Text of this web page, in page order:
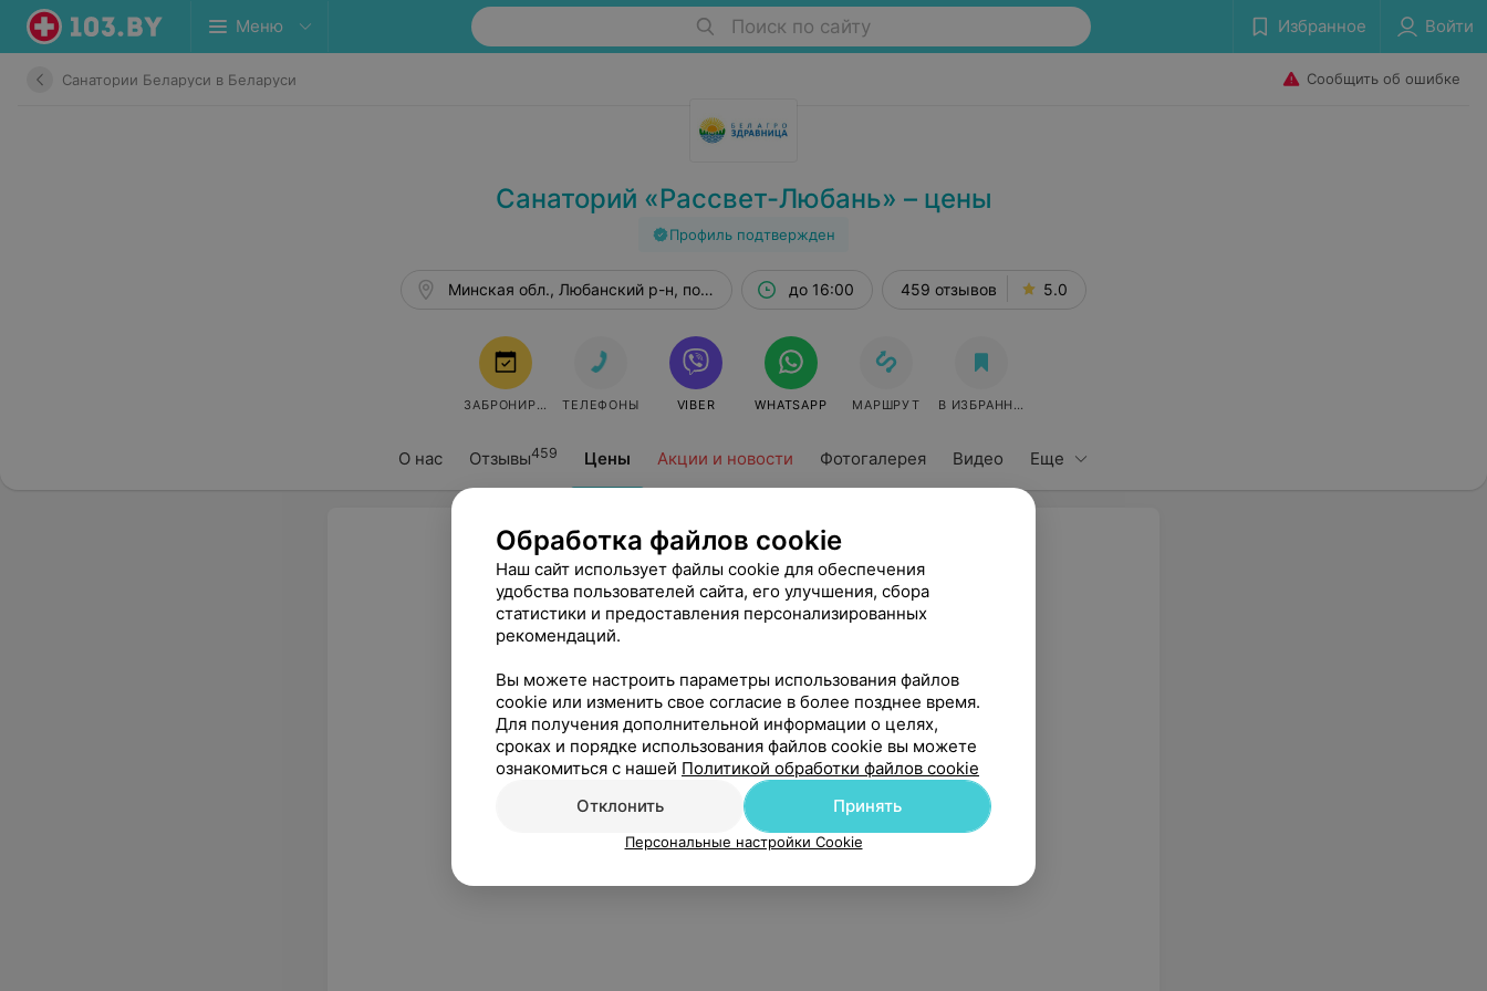
Меню Поиск по сайту Избранное Войти
Санатории Беларуси в Беларуси Сообщить об ошибке
Санаторий «Рассвет-Любань» – цены
Профиль подтвержден
О нас Отзывы459 Цены Акции и новости Фотогалерея Видео Еще
Минская обл., Любанский р-н, пос. Осовецкийдо 16:00 459 отзывов 5.0
ЗАБРОНИРОВАТЬТЕЛЕФОНЫ VIBER WHATSAPP МАРШРУТ В ИЗБРАННОЕ
Нам очень жаль, но сейчас
Обработка файлов cookie
Наш сайт использует файлы cookie для обеспечения
удобства пользователей сайта, его улучшения, сбора
статистики и предоставления персонализированных
рекомендаций.
Вы можете настроить параметры использования файлов
cookie или изменить свое согласие в более позднее время.
Для получения дополнительной информации о целях,
сроках и порядке использования файлов cookie вы можете
ознакомиться с нашей Политикой обработки файлов cookie
Отклонить
Принять
Персональные настройки Cookie